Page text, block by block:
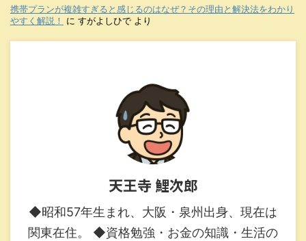
携帯プランが複雑すぎると感じるのはなぜ？その理由と解決法をわかり
やすく解説！
に すがよしひで より
天王寺 鯉次郎
◆昭和57年生まれ、大阪・泉州出身、現在は
関東在住。 ◆資格勉強・お金の知識・生活の